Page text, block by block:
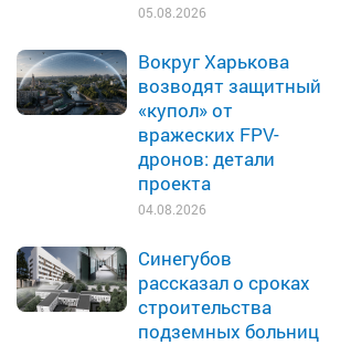
05.08.2026
Вокруг Харькова
возводят защитный
«купол» от
вражеских FPV-
дронов: детали
проекта
04.08.2026
Синегубов
рассказал о сроках
строительства
подземных больниц